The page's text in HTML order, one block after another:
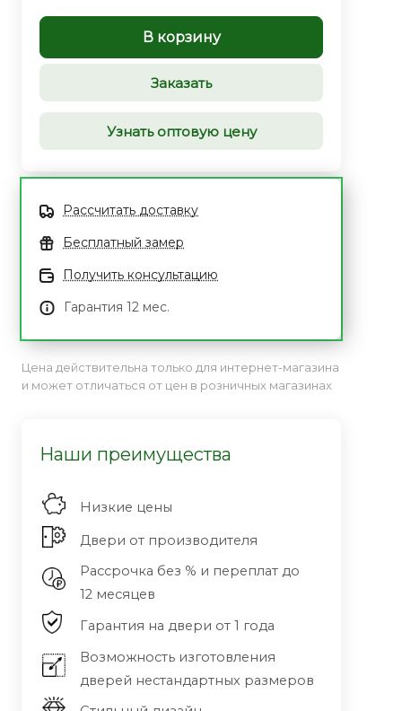
В корзину
Заказать
Узнать оптовую цену
Рассчитать доставку
Бесплатный замер
Получить консультацию
Гарантия 12 мес.
Цена действительна только для интернет-магазина
и может отличаться от цен в розничных магазинах
Наши преимущества
Низкие цены
Двери от производителя
Рассрочка без % и переплат до
12 месяцев
Гарантия на двери от 1 года
Возможность изготовления
дверей нестандартных размеров